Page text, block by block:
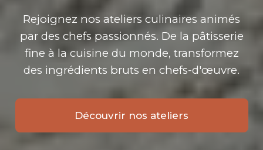
Rejoignez nos ateliers culinaires animés
par des chefs passionnés. De la pâtisserie
fine à la cuisine du monde, transformez
des ingrédients bruts en chefs-d'œuvre.
Découvrir nos ateliers